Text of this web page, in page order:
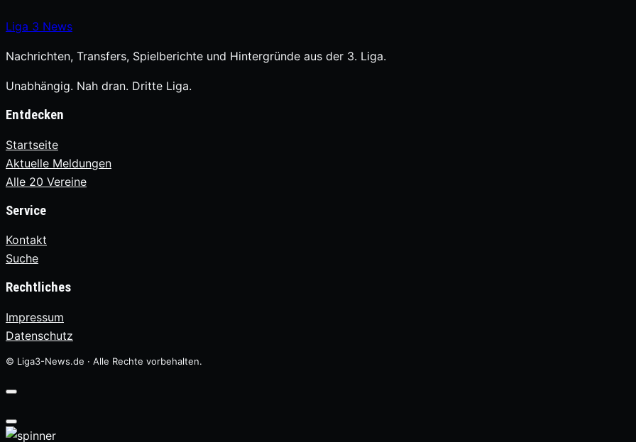
Liga 3 News
Nachrichten, Transfers, Spielberichte und Hintergründe aus der 3. Liga.
Unabhängig. Nah dran. Dritte Liga.
Entdecken
Startseite
Aktuelle Meldungen
Alle 20 Vereine
Service
Kontakt
Suche
Rechtliches
Impressum
Datenschutz
© Liga3-News.de · Alle Rechte vorbehalten.